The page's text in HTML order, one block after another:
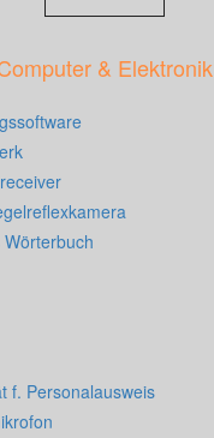
& Elektronik
f. Personalausweis